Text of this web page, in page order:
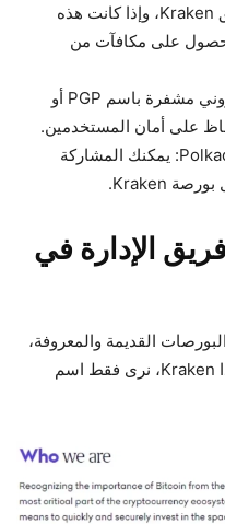
التبادل، فيمكنهم الإبلاغ عنها إلى فريق Kraken، وإذا كانت هذه
على مكافآت من
تشفير PGP: إرسال رسائل بريد إلكتروني مشفرة باسم PGP أو
المشاركة في مزادات Polkadat parachain: يمكنك المشاركة
الإدارة في
القديمة والمعروفة،
هو معرفة فريق إدارتها. في قسم لماذا Kraken، نرى فقط اسم